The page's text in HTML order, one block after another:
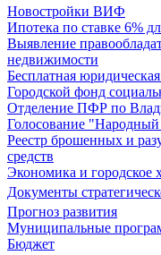
Новостройки ВИФ
Ипотека по ставке 6%
Выявление
недвижимости
Бесплатная
Городской фонд
Отделение ПФР по
Голосование
Реестр брошенных и
средств
Экономика и городское
Документы
Прогноз развития
Муниципальные
Бюджет